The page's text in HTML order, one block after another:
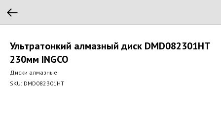
Ультратонкий алмазный диск DMD082301HT
230мм INGCO
Диски алмазные
SKU: DMD082301HT